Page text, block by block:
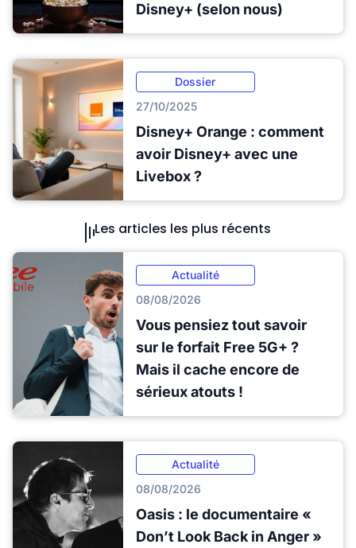
Disney+ (selon nous)
Dossier
27/10/2025
Disney+ Orange : comment
avoir Disney+ avec une
Livebox ?
Les articles les plus récents
Actualité
08/08/2026
Vous pensiez tout savoir
sur le forfait Free 5G+ ?
Mais il cache encore de
sérieux atouts !
Actualité
08/08/2026
Oasis : le documentaire «
Don’t Look Back in Anger »